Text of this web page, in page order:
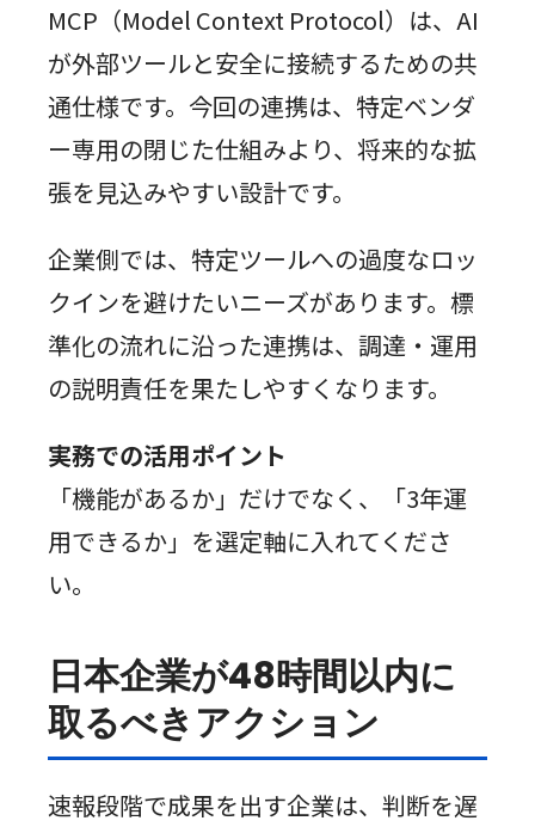
MCP（Model Context Protocol）は、AI
が外部ツールと安全に接続するための共
通仕様です。今回の連携は、特定ベンダ
ー専用の閉じた仕組みより、将来的な拡
張を見込みやすい設計です。
企業側では、特定ツールへの過度なロッ
クインを避けたいニーズがあります。標
準化の流れに沿った連携は、調達・運用
の説明責任を果たしやすくなります。
実務での活用ポイント
「機能があるか」だけでなく、「3年運
用できるか」を選定軸に入れてくださ
い。
日本企業が48時間以内に
取るべきアクション
速報段階で成果を出す企業は、判断を遅